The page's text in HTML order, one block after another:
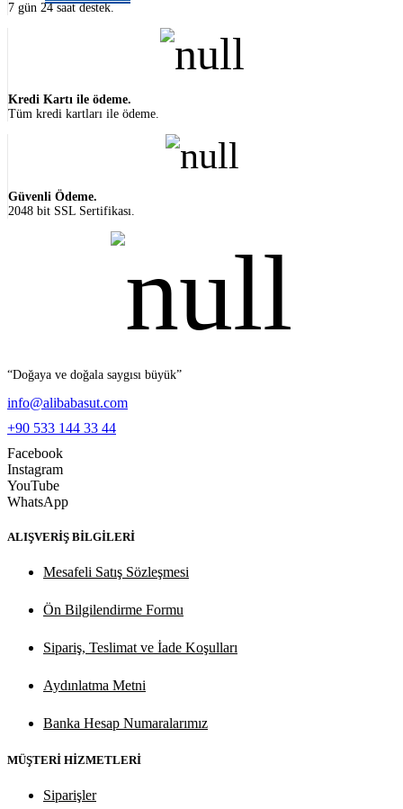
7 gün 24 saat destek.
Kredi Kartı ile ödeme.
Tüm kredi kartları ile ödeme.
Güvenli Ödeme.
2048 bit SSL Sertifikası.
“Doğaya ve doğala saygısı büyük”
info@alibabasut.com
+90 533 144 33 44
Facebook
Instagram
YouTube
WhatsApp
ALIŞVERİŞ BİLGİLERİ
Mesafeli Satış Sözleşmesi
Ön Bilgilendirme Formu
Sipariş, Teslimat ve İade Koşulları
Aydınlatma Metni
Banka Hesap Numaralarımız
MÜŞTERİ HİZMETLERİ
Siparişler